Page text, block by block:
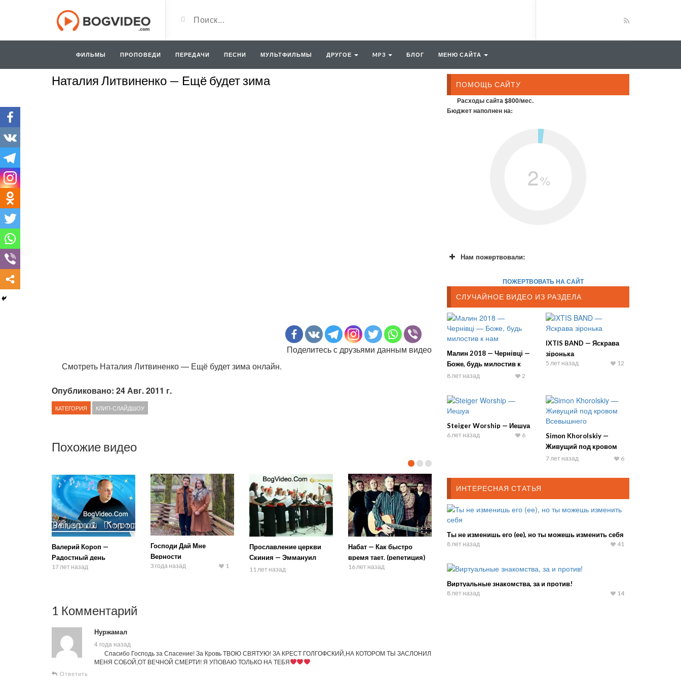
ФИЛЬМЫ ПРОПОВЕДИ ПЕРЕДАЧИ ПЕСНИ МУЛЬТФИЛЬМЫ ДРУГОЕ MP3 БЛОГ МЕНЮ САЙТА
Наталия Литвиненко — Ещё будет зима
Поделитесь с друзьями данным видео
Смотреть Наталия Литвиненко — Ещё будет зима онлайн.
Опубликовано: 24 Авг. 2011 г.
КАТЕГОРИЯ КЛИП-СЛАЙДШОУ
Похожие видео
Валерий Короп —
Радостный день
17 лет назад
Господи Дай Мне
Верности
3 года назад 1
Прославление церкви
Скиния — Эммануил
рожден
11 лет назад
Набат — Как быстро
время тает. (репетиция)
16 лет назад
1 Комментарий
Нуржамал
4 года назад
Спасибо Господь за Спасение! За Кровь ТВОЮ СВЯТУЮ! ЗА КРЕСТ ГОЛГОФСКИЙ,НА КОТОРОМ ТЫ ЗАСЛОНИЛ
МЕНЯ СОБОЙ,ОТ ВЕЧНОЙ СМЕРТИ! Я УПОВАЮ ТОЛЬКО НА ТЕБЯ
Ответить
ПОМОЩЬ САЙТУ
Расходы сайта $800/мес.
Бюджет наполнен на:
2%
Нам пожертвовали:
ПОЖЕРТВОВАТЬ НА САЙТ
СЛУЧАЙНОЕ ВИДЕО ИЗ РАЗДЕЛА
Малин 2018 — Чернівці —
Боже, будь милостив к
нам
8 лет назад 2
IXTIS BAND — Яскрава
зіронька
5 лет назад 12
Steiger Worship — Иешуа
6 лет назад 6
Simon Khorolskiy —
Живущий под кровом
Всевышнего
7 лет назад 6
ИНТЕРЕСНАЯ СТАТЬЯ
Ты не изменишь его (ее), но ты можешь изменить себя
8 лет назад 41
Виртуальные знакомства, за и против!
8 лет назад 14